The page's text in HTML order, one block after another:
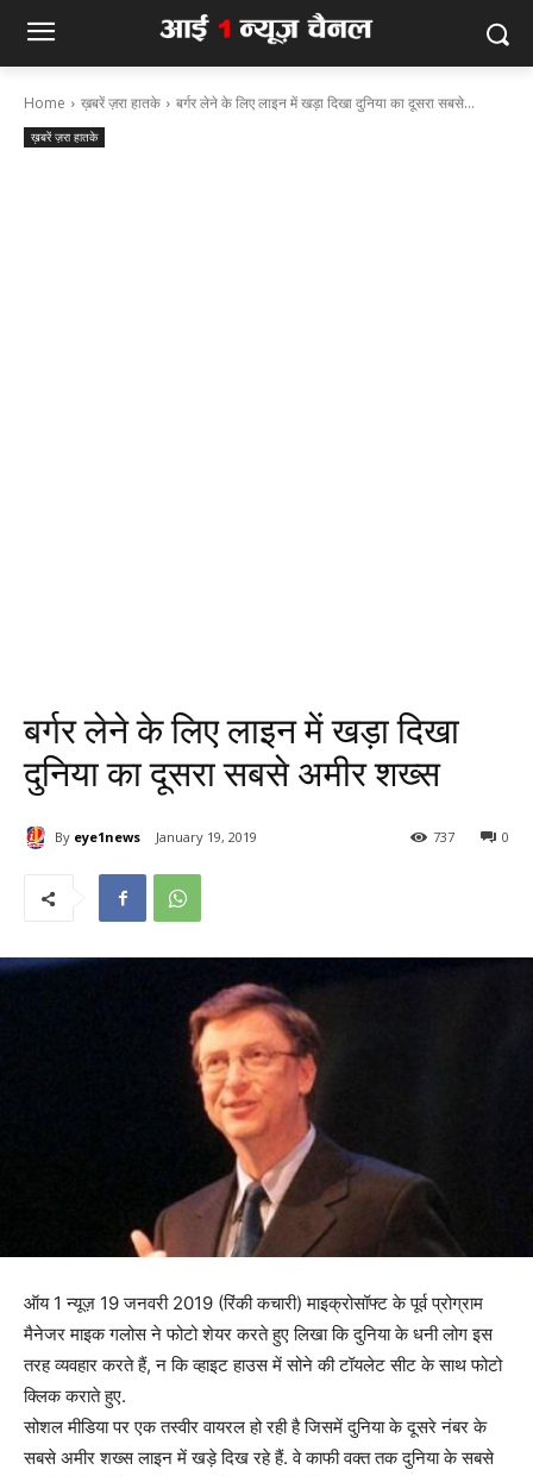
Home ख़बरें ज़रा हातके बर्गर लेने के लिए लाइन में खड़ा दिखा दुनिया का दूसरा सबसे...
ख़बरें ज़रा हातके
बर्गर लेने के लिए लाइन में खड़ा दिखा
दुनिया का दूसरा सबसे अमीर शख्स
By eye1news January 19, 2019 0
737
ऑय 1 न्यूज़ 19 जनवरी 2019 (रिंकी कचारी) माइक्रोसॉफ्ट के पूर्व प्रोग्राम
मैनेजर माइक गलोस ने फोटो शेयर करते हुए लिखा कि दुनिया के धनी लोग इस
तरह व्यवहार करते हैं, न कि व्हाइट हाउस में सोने की टॉयलेट सीट के साथ फोटो
क्लिक कराते हुए.
सोशल मीडिया पर एक तस्वीर वायरल हो रही है जिसमें दुनिया के दूसरे नंबर के
सबसे अमीर शख्स लाइन में खड़े दिख रहे हैं. वे काफी वक्त तक दुनिया के सबसे